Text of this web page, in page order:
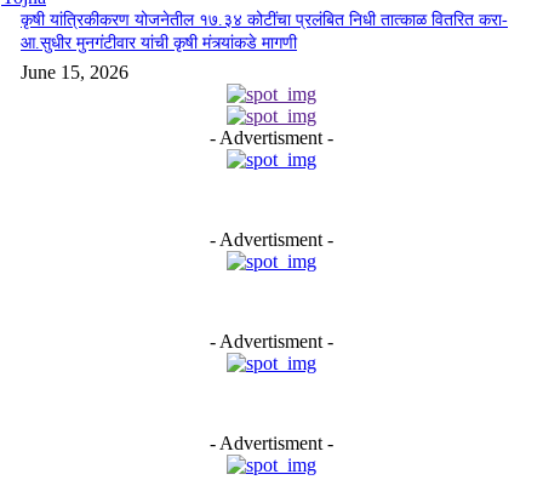
कृषी यांत्रिकीकरण योजनेतील १७.३४ कोटींचा प्रलंबित निधी तात्काळ वितरित करा-
आ.सुधीर मुनगंटीवार यांची कृषी मंत्र्यांकडे मागणी
June 15, 2026
- Advertisment -
- Advertisment -
- Advertisment -
- Advertisment -